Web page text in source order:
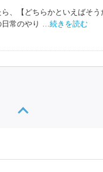
、【どちらかといえばそ
常のやり …続きを読む